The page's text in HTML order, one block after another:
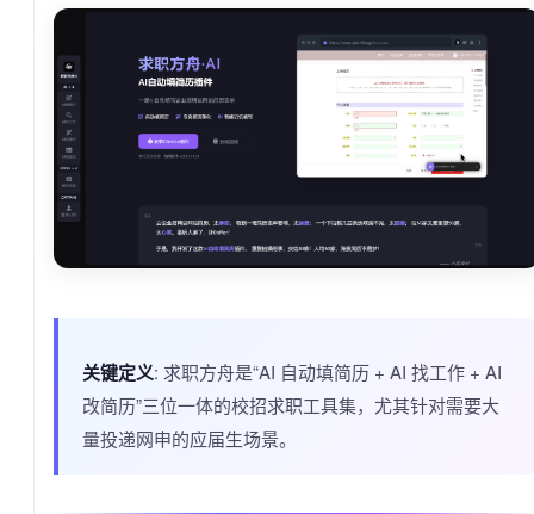
关键定义: 求职方舟是“AI 自动填简历 + AI 找工作 + AI
改简历”三位一体的校招求职工具集，尤其针对需要大
量投递网申的应届生场景。